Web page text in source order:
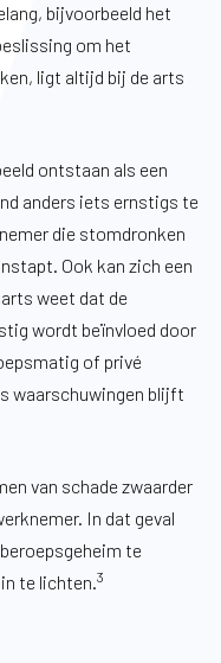
bijvoorbeeld het
om het
ligt altijd bij de arts
ontstaan als een
anders iets ernstigs te
die stomdronken
Ook kan zich een
weet dat de
wordt beïnvloed door
of privé
waarschuwingen blijft
van schade zwaarder
In dat geval
te
te lichten.3